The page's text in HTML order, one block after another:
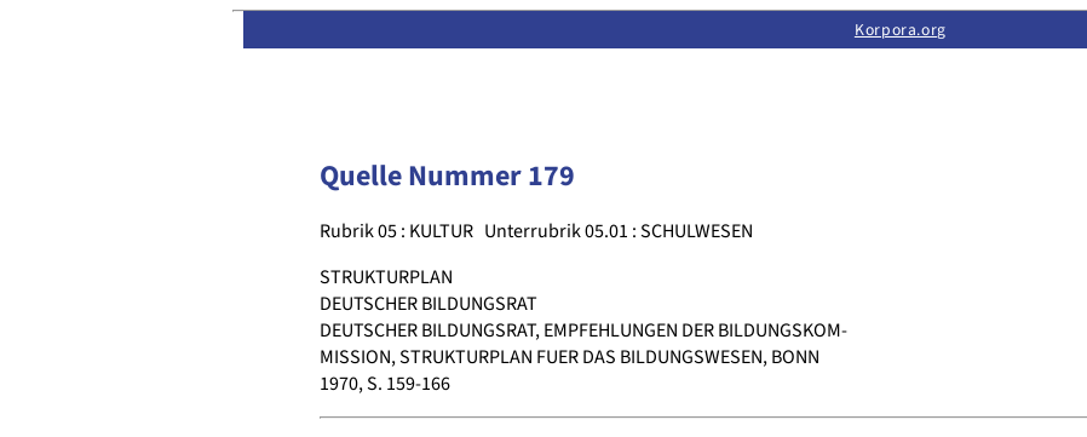
Feedback·Korpora.org
Quelle Nummer 179
Rubrik 05 : KULTUR Unterrubrik 05.01 : SCHULWESEN
STRUKTURPLAN
DEUTSCHER BILDUNGSRAT
DEUTSCHER BILDUNGSRAT, EMPFEHLUNGEN DER BILDUNGSKOM-
MISSION, STRUKTURPLAN FUER DAS BILDUNGSWESEN, BONN
1970, S. 159-166
Korpora.org